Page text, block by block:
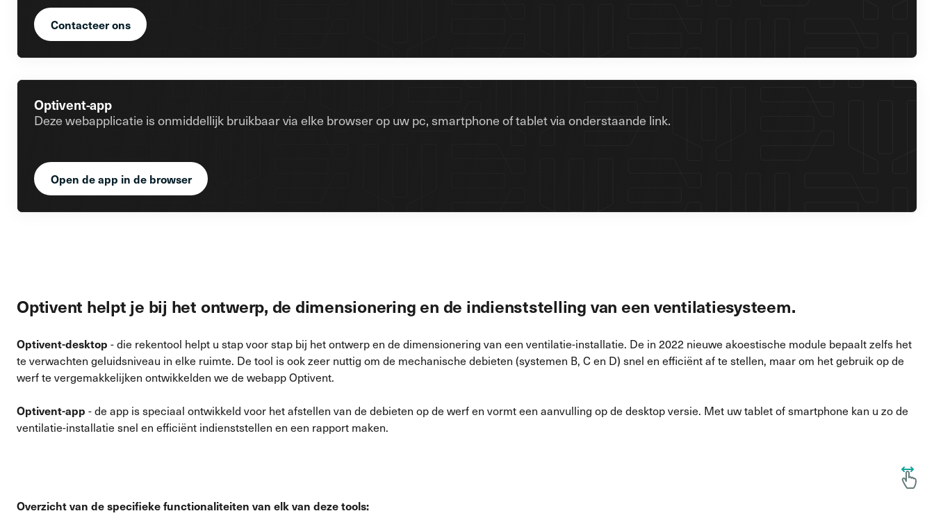
Contacteer ons
Optivent-app
Deze webapplicatie is onmiddellijk bruikbaar via elke browser op uw pc, smartphone of tablet via onderstaande link.
Open de app in de browser
Optivent helpt je bij het ontwerp, de dimensionering en de indienststelling van een ventilatiesysteem.
Optivent-desktop - die rekentool helpt u stap voor stap bij het ontwerp en de dimensionering van een ventilatie-installatie. De in 2022 nieuwe akoestische module bepaalt zelfs het
te verwachten geluidsniveau in elke ruimte. De tool is ook zeer nuttig om de mechanische debieten (systemen B, C en D) snel en efficiënt af te stellen, maar om het gebruik op de
werf te vergemakkelijken ontwikkelden we de webapp Optivent.
Optivent-app - de app is speciaal ontwikkeld voor het afstellen van de debieten op de werf en vormt een aanvulling op de desktop versie. Met uw tablet of smartphone kan u zo de
ventilatie-installatie snel en efficiënt indienststellen en een rapport maken.
Overzicht van de specifieke functionaliteiten van elk van deze tools: